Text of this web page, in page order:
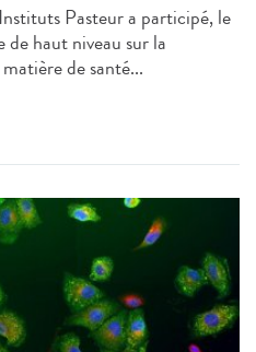
Pasteur a participé, le
haut niveau sur la
de santé...